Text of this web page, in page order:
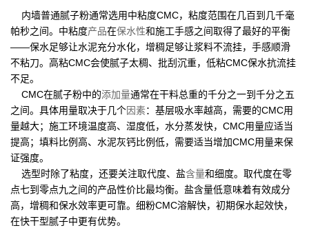
内墙普通腻子粉通常选用中粘度CMC，粘度范围在几百到几千毫
帕秒之间。中粘度产品在保水性和施工手感之间取得了最好的平衡
——保水足够让水泥充分水化，增稠足够让浆料不流挂，手感顺滑
不粘刀。高粘CMC会使腻子太稠、批刮沉重，低粘CMC保水抗流挂
不足。
CMC在腻子粉中的添加量通常在干料总重的千分之一到千分之五
之间。具体用量取决于几个因素：基层吸水率越高，需要的CMC用
量越大；施工环境温度高、湿度低，水分蒸发快，CMC用量应适当
提高；填料比例高、水泥灰钙比例低，需要适当增加CMC用量来保
证强度。
选型时除了粘度，还要关注取代度、盐含量和细度。取代度在零
点七到零点九之间的产品性价比最均衡。盐含量低意味着有效成分
高，增稠和保水效率更可靠。细粉CMC溶解快，初期保水起效快，
在快干型腻子中更有优势。